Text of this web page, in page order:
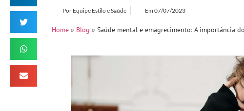
Por Equipe Estilo e Saúde Em 07/07/2023
Home » Blog »Saúde mental e emagrecimento: A importância